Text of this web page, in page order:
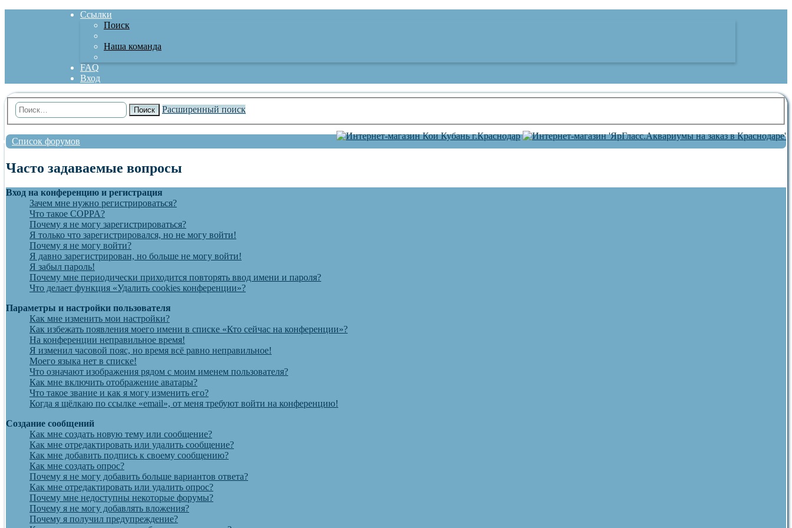
Ссылки
Поиск
Наша команда
FAQ
Вход
Поиск Расширенный поиск
Список форумов
Часто задаваемые вопросы
Вход на конференцию и регистрация
Зачем мне нужно регистрироваться?
Что такое COPPA?
Почему я не могу зарегистрироваться?
Я только что зарегистрировался, но не могу войти!
Почему я не могу войти?
Я давно зарегистрирован, но больше не могу войти!
Я забыл пароль!
Почему мне периодически приходится повторять ввод имени и пароля?
Что делает функция «Удалить cookies конференции»?
Параметры и настройки пользователя
Как мне изменить мои настройки?
Как избежать появления моего имени в списке «Кто сейчас на конференции»?
На конференции неправильное время!
Я изменил часовой пояс, но время всё равно неправильное!
Моего языка нет в списке!
Что означают изображения рядом с моим именем пользователя?
Как мне включить отображение аватары?
Что такое звание и как я могу изменить его?
Когда я щёлкаю по ссылке «email», от меня требуют войти на конференцию!
Создание сообщений
Как мне создать новую тему или сообщение?
Как мне отредактировать или удалить сообщение?
Как мне добавить подпись к своему сообщению?
Как мне создать опрос?
Почему я не могу добавить больше вариантов ответа?
Как мне отредактировать или удалить опрос?
Почему мне недоступны некоторые форумы?
Почему я не могу добавлять вложения?
Почему я получил предупреждение?